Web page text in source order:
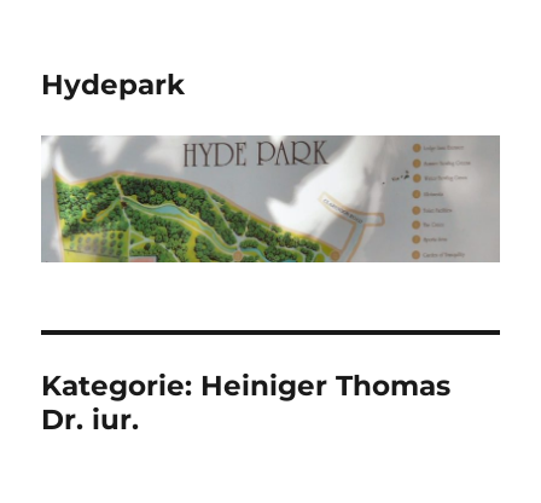
Hydepark
Kategorie: Heiniger Thomas
Dr. iur.